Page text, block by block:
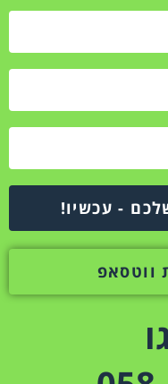
- עכשיו!
ווטסאפ